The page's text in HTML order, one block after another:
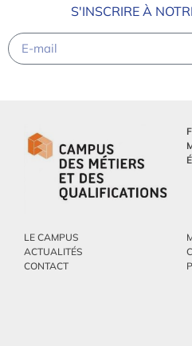
S'INSCRIRE À
LE CAMPUS
ACTUALITÉS
CONTACT